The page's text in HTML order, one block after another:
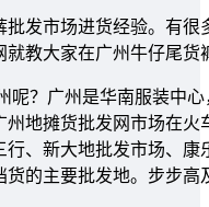
发市场进货经验。有
教大家在广州牛仔尾货
呢？广州是华南服装中
地摊货批发网市场在
、新大地批发市场、
的主要批发地。步步